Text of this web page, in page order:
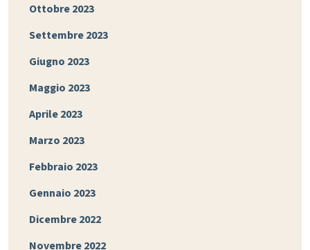
Ottobre 2023
Settembre 2023
Giugno 2023
Maggio 2023
Aprile 2023
Marzo 2023
Febbraio 2023
Gennaio 2023
Dicembre 2022
Novembre 2022